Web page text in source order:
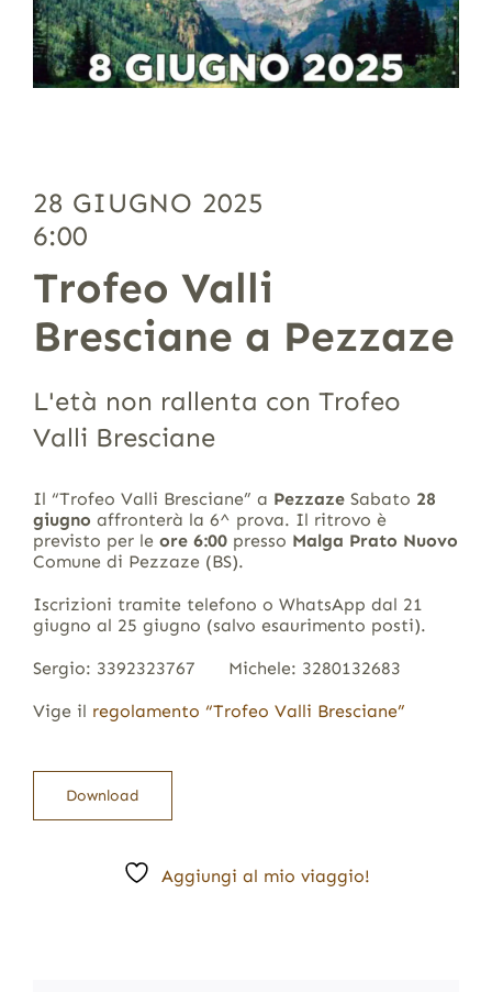
28 GIUGNO 2025
6:00
Trofeo Valli
Bresciane a Pezzaze
L'età non rallenta con Trofeo
Valli Bresciane
Il “Trofeo Valli Bresciane” a PezzazeSabato 28
giugno affronterà la 6^ prova. Il ritrovo è
previsto per le ore 6:00presso Malga Prato Nuovo
Comune di Pezzaze (BS).
Iscrizioni tramite telefono o WhatsApp dal 21
giugno al 25 giugno (salvo esaurimento posti).
Sergio: 3392323767 Michele: 3280132683
Vige il regolamento “Trofeo Valli Bresciane”
Download
Aggiungi al mio viaggio!